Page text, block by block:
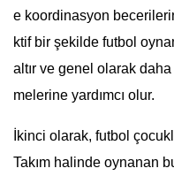
e koordinasyon
ktif bir şekilde futbol
altır ve genel olarak daha
melerine yardımcı olur.
İkinci olarak, futbol
Takım halinde oynanan